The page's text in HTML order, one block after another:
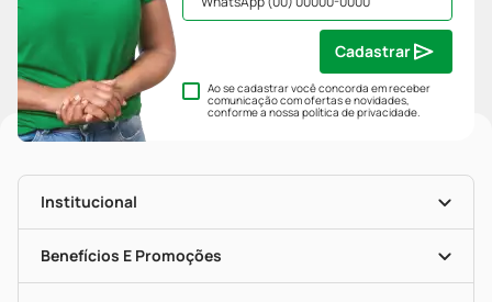
Ao se cadastrar você concorda em receber
comunicação com ofertas e novidades,
conforme a nossapolítica de privacidade.
Cadastrar
Institucional
História
Nossas Lojas
Mapa De Categorias
Benefícios E Promoções
Clube PP